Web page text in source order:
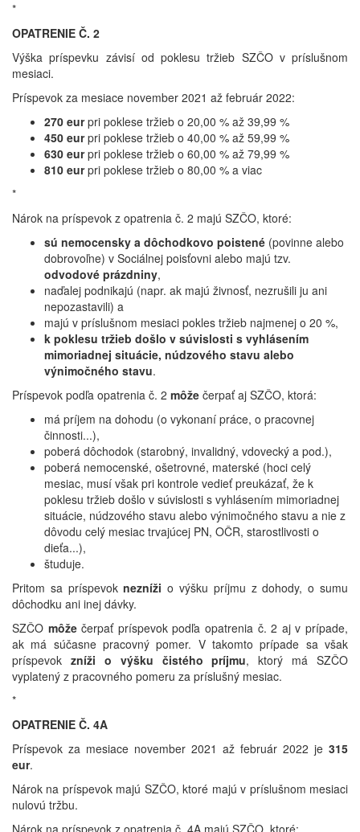
*
OPATRENIE Č. 2
Výška príspevku závisí od poklesu tržieb SZČO v príslušnom
mesiaci.
Príspevok za mesiace november 2021 až február 2022:
270 eurpri poklese tržieb o 20,00 % až 39,99 %
450 eurpri poklese tržieb o 40,00 % až 59,99 %
630 eurpri poklese tržieb o 60,00 % až 79,99 %
810 eurpri poklese tržieb o 80,00 % a viac
*
Nárok na príspevok z opatrenia č. 2 majú SZČO, ktoré:
sú nemocensky a dôchodkovo poistené (povinne alebo
dobrovoľne) v Sociálnej poisťovni alebo majú tzv.
odvodové prázdniny,
naďalej podnikajú (napr. ak majú živnosť, nezrušili ju ani
nepozastavili) a
majú v príslušnom mesiaci pokles tržieb najmenej o 20 %,
k poklesu tržieb došlo v súvislosti s vyhlásením
mimoriadnej situácie, núdzového stavu alebo
výnimočného stavu.
Príspevok podľa opatrenia č. 2 môže čerpať aj SZČO, ktorá:
má príjem na dohodu (o vykonaní práce, o pracovnej
činnosti...),
poberá dôchodok (starobný, invalidný, vdovecký a pod.),
poberá nemocenské, ošetrovné, materské (hoci celý
mesiac, musí však pri kontrole vedieť preukázať, že k
poklesu tržieb došlo v súvislosti s vyhlásením mimoriadnej
situácie, núdzového stavu alebo výnimočného stavu a nie z
dôvodu celý mesiac trvajúcej PN, OČR, starostlivosti o
dieťa...),
študuje.
Pritom sa príspevoknezníži o výšku príjmu z dohody, o sumu
dôchodku ani inej dávky.
SZČO môžečerpať príspevok podľa opatrenia č. 2 aj v prípade,
ak má súčasne pracovný pomer. V takomto prípade sa však
príspevok zníži o výšku čistého príjmu, ktorý má SZČO
vyplatený z pracovného pomeru za príslušný mesiac.
*
OPATRENIE Č. 4A
Príspevok za mesiace november 2021 až február 2022 je 315
eur.
Nárok na príspevok majú SZČO, ktoré majú v príslušnom mesiaci
nulovú tržbu.
Nárok na príspevok z opatrenia č. 4A majú SZČO, ktoré: